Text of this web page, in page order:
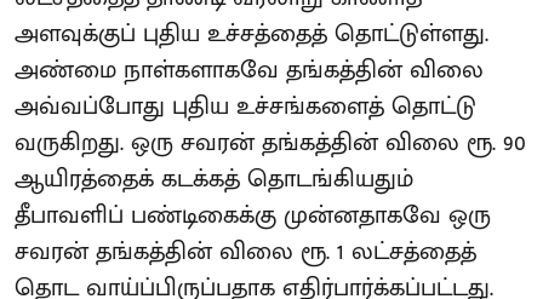
அளவுக்குப் புதிய உச்சத்தைத் தொட்டுள்ளது.
அண்மை நாள்களாகவே தங்கத்தின் விலை
அவ்வப்போது புதிய உச்சங்களைத் தொட்டு
வருகிறது. ஒரு சவரன் தங்கத்தின் விலை ரூ. 90
ஆயிரத்தைக் கடக்கத் தொடங்கியதும்
தீபாவளிப் பண்டிகைக்கு முன்னதாகவே ஒரு
சவரன் தங்கத்தின் விலை ரூ. 1 லட்சத்தைத்
தொட வாய்ப்பிருப்பதாக எதிர்பார்க்கப்பட்டது.